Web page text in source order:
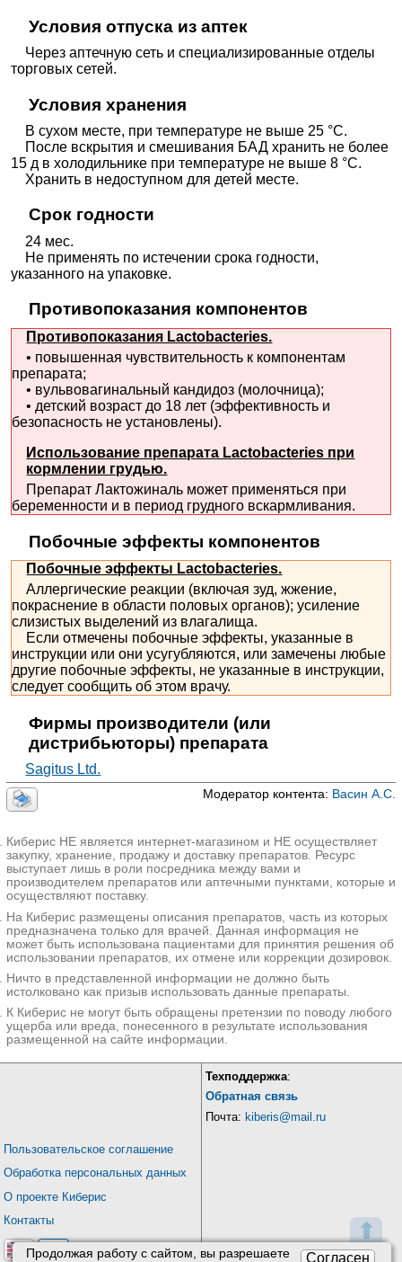
⬆
Согласен
Продолжая работу с сайтом, вы разрешаете
Условия отпуска из аптек
Через аптечную сеть и специализированные отделы
торговых сетей.
Условия хранения
В сухом месте, при температуре не выше 25 °C.
После вскрытия и смешивания БАД хранить не более
15 д в холодильнике при температуре не выше 8 °C.
Хранить в недоступном для детей месте.
Срок годности
24 мес.
Не применять по истечении срока годности,
указанного на упаковке.
Противопоказания компонентов
Противопоказания Lactobacteries.
• повышенная чувствительность к компонентам
препарата;
• вульвовагинальный кандидоз (молочница);
• детский возраст до 18 лет (эффективность и
безопасность не установлены).
Использование препарата Lactobacteries при
кормлении грудью.
Препарат Лактожиналь может применяться при
беременности и в период грудного вскармливания.
Побочные эффекты компонентов
Побочные эффекты Lactobacteries.
Аллергические реакции (включая зуд, жжение,
покраснение в области половых органов); усиление
слизистых выделений из влагалища.
Если отмечены побочные эффекты, указанные в
инструкции или они усугубляются, или замечены любые
другие побочные эффекты, не указанные в инструкции,
следует сообщить об этом врачу.
Фирмы производители (или
дистрибьюторы) препарата
Sagitus Ltd.
Модератор контента: Васин А.С.
Киберис НЕ является интернет-магазином и НЕ осуществляет
закупку, хранение, продажу и доставку препаратов. Ресурс
выступает лишь в роли посредника между вами и
производителем препаратов или аптечными пунктами, которые и
осуществляют поставку.
На Киберис размещены описания препаратов, часть из которых
предназначена только для врачей. Данная информация не
может быть использована пациентами для принятия решения об
использовании препаратов, их отмене или коррекции дозировок.
Ничто в представленной информации не должно быть
истолковано как призыв использовать данные препараты.
К Киберис не могут быть обращены претензии по поводу любого
ущерба или вреда, понесенного в результате использования
размещенной на сайте информации.
Пользовательское соглашение
Обработка персональных данных
О проекте Киберис
Контакты
Техподдержка:
Обратная связь
Почта: kiberis@mail.ru